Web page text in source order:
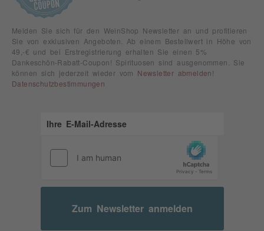
Melden Sie sich für den WeinShop Newsletter an und profitieren
Sie von exklusiven Angeboten. Ab einem Bestellwert in Höhe von
49,-€ und bei Erstregistrierung erhalten Sie einen 5%
Dankeschön-Rabatt-Coupon! Spirituosen sind ausgenommen. Sie
können sich jederzeit wieder vom Newsletter abmelden !
Datenschutzbestimmungen
Zum Newsletter anmelden